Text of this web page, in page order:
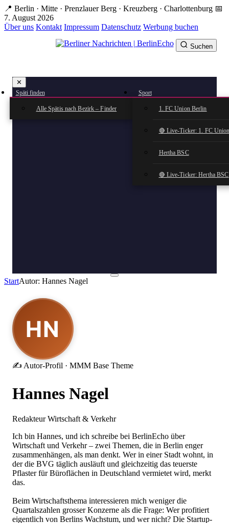
Zum
Hauptinhalt
springen
📍 Berlin · Mitte · Prenzlauer Berg · Kreuzberg · Charlottenburg 📅
7. August 2026
Über uns Kontakt Impressum Datenschutz Werbung buchen
✕
Späti finden
Alle Spätis nach Bezirk – Finder
Sport
1. FC Union Berlin
🔴 Live-Ticker: 1. FC
Hertha BSC
🔴 Live-Ticker: Hertha BSC
Suchen
StartAutor: Hannes Nagel
HN
✍ Autor-Profil · MMM Base Theme
Hannes Nagel
Redakteur Wirtschaft & Verkehr
Ich bin Hannes, und ich schreibe bei BerlinEcho über
Wirtschaft und Verkehr – zwei Themen, die in Berlin enger
zusammenhängen, als man denkt. Wer in einer Stadt wohnt, in
der die BVG täglich ausläuft und gleichzeitig das teuerste
Pflaster für Büroflächen in Deutschland vermietet wird, merkt
das.
Beim Wirtschaftsthema interessieren mich weniger die
Quartalszahlen grosser Konzerne als die Frage: Wer profitiert
eigentlich von Berlins Wachstum, und wer nicht? Die Startup-